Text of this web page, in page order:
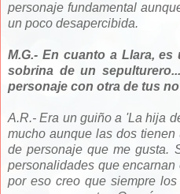
personaje fundamental
un poco desapercibida.
M.G.- En cuanto a Llara,
sobrina de un
personaje con otra de tus
A.R.- Era un guiño a 'La hija
mucho aunque las dos
de personaje que me gusta.
personalidades que
por eso creo que siempre